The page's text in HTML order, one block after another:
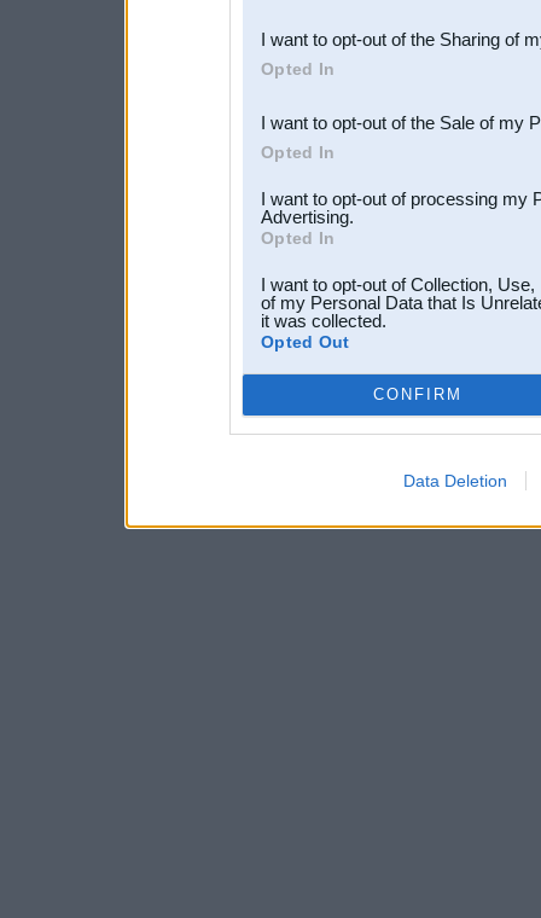
Downstream Participants
third parties.
I want to opt-out of the Sharing of
Opted In
I want to opt-out of the Sale of my
Opted In
I want to opt-out of processing my
Advertising.
Opted In
I want to opt-out of Collection,
of my Personal Data that Is
it was collected.
Opted Out
CONFIRM
Data Deletion